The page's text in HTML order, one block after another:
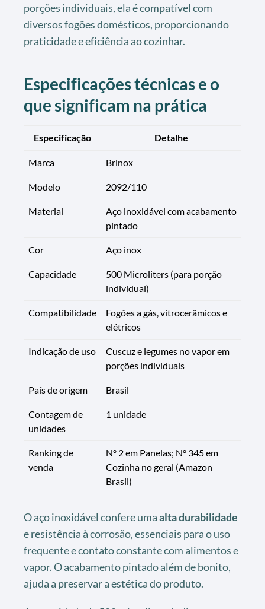
porções individuais, ela é compatível com
diversos fogões domésticos, proporcionando
praticidade e eficiência ao cozinhar.
Especificações técnicas e o
que significam na prática
Especificação Detalhe
Marca Brinox
Modelo 2092/110
Material
Aço inoxidável com acabamento
pintado
Cor Aço inox
Capacidade
500 Microliters (para porção
individual)
Compatibilidade
Fogões a gás, vitrocerâmicos e
elétricos
Indicação de uso
Cuscuz e legumes no vapor em
porções individuais
País de origem Brasil
Contagem de
unidades
1 unidade
Ranking de
venda
Nº 2 em Panelas; Nº 345 em
Cozinha no geral (Amazon
Brasil)
O aço inoxidável confere umaalta durabilidade
e resistência à corrosão, essenciais para o uso
frequente e contato constante com alimentos e
vapor. O acabamento pintado além de bonito,
ajuda a preservar a estética do produto.